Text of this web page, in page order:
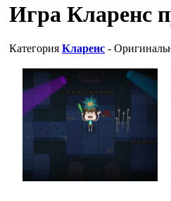
Игра Кларенс
Категория Кларенс -